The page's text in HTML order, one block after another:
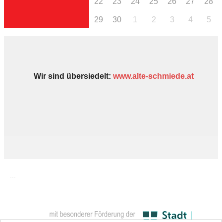
29 30 1 2 3 4 5
Wir sind übersiedelt: www.alte-schmiede.at